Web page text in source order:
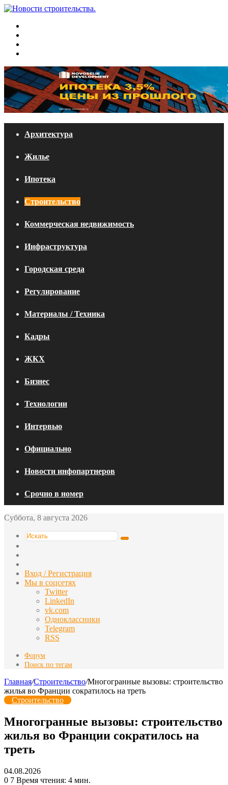
Архитектура
Жилье
Ипотека
Строительство
Коммерческая недвижимость
Инфраструктура
Городская среда
Регулирование
Материалы / Техника
Кадры
ЖКХ
Бизнес
Технологии
Интервью
Официально
Новости инфопартнеров
Срочно в номер
Суббота, 8 августа 2026
Искать
статья
Вход / Регистрация
Мы в соцсетях
Twitter
LinkedIn
vk.com
Одноклассники
Telegram
RSS
Форум
Поиск по тегам
Главная/Строительство/Многогранные вызовы: строительство
жилья во Франции сократилось на треть
Строительство
Многогранные вызовы: строительство
жилья во Франции сократилось на
треть
04.08.2026
0 7 Время чтения: 4 мин.